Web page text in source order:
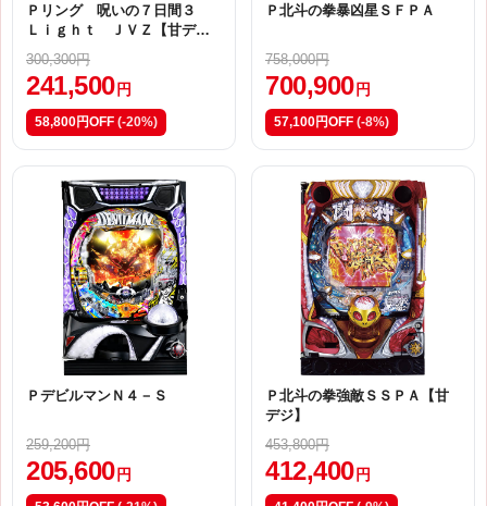
Ｐリング 呪いの７日間３
Ｌｉｇｈｔ ＪＶＺ【甘デ
300,300円
241,500 円
58,800円OFF (-20%)
Ｐ北斗の拳暴凶星ＳＦＰＡ
758,000円
700,900 円
57,100円OFF (-8%)
ＰデビルマンＮ４－Ｓ
259,200円
205,600 円
Ｐ北斗の拳強敵ＳＳＰＡ【甘
デジ】
453,800円
412,400 円